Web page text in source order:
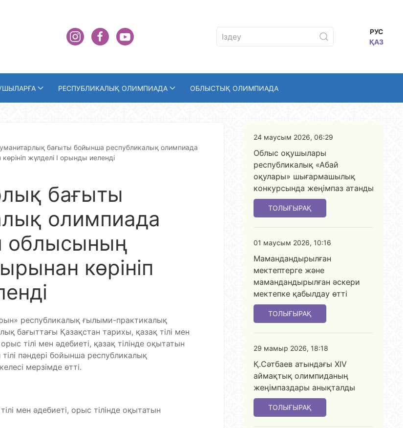
РУС
ҚАЗ
РЕСПУБЛИКАЛЫҚ ОЛИМПИАДА ОБЛЫСТЫҚ ОЛИМПИАДА
бағыты бойынша республикалық олимпиада
жүлделі І орынды иеленді
бағыты
олимпиада
облысының
көрініп
республикалық ғылыми-практикалық
бағыттағы Қазақстан тарихы, қазақ тілі мен
тілі мен әдебиеті, қазақ тілінде оқытатын
тілі пәндері бойынша республикалық
мерзімде өтті.
мен әдебиеті, орыс тілінде оқытатын
24 маусым 2026, 06:29
Облыс оқушылары
республикалық «Абай
оқулары» шығармашылық
конкурсында жеңімпаз атанды
ТОЛЫҒЫРАҚ
01 маусым 2026, 10:16
Мамандандырылған
мектептерге және
мамандандырылған әскери
мектепке қабылдау өтті
ТОЛЫҒЫРАҚ
29 мамыр 2026, 18:18
Қ.Сәтбаев атындағы XIV
аймақтық олимпиданың
жеңімпаздары анықталды
ТОЛЫҒЫРАҚ